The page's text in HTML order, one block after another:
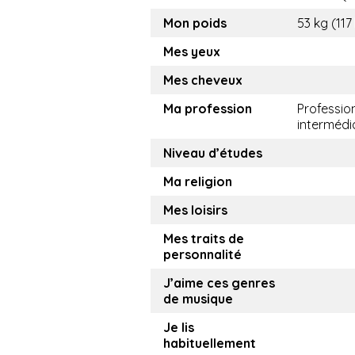
Mon poids
53 kg
Mes yeux
Mes cheveux
Ma profession
Niveau d’études
Ma religion
Mes loisirs
Mes traits de
personnalité
J’aime ces genres
de musique
Je lis
habituellement